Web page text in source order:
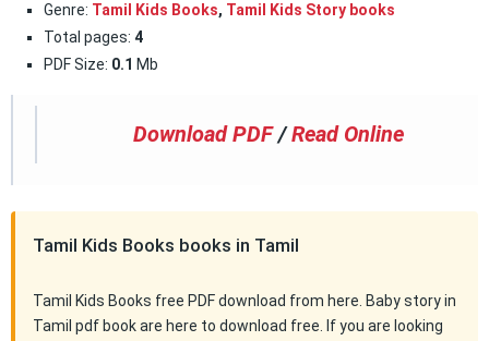
Genre: Tamil Kids Books, Tamil Kids Story books
Total pages: 4
PDF Size: 0.1 Mb
Download PDF /Read Online
Tamil Kids Books books in Tamil
Tamil Kids Books free PDF download from here. Baby story in
Tamil pdf book are here to download free. If you are looking